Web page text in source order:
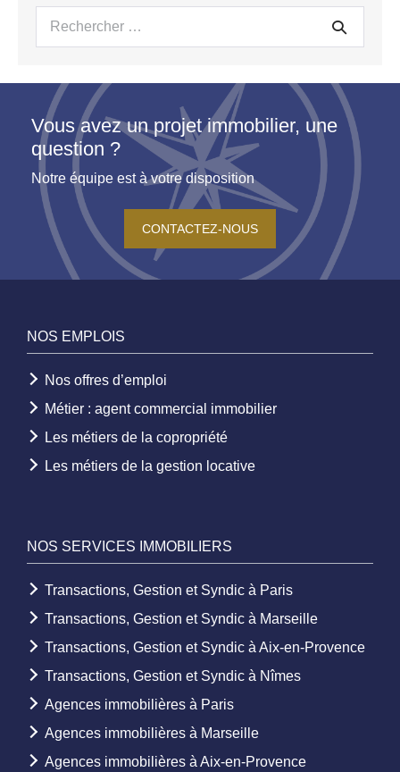
Recherche
Vous avez un projet immobilier, une
question ?
Notre équipe est à votre disposition
CONTACTEZ-NOUS
NOS EMPLOIS
Nos offres d’emploi
Métier : agent commercial immobilier
Les métiers de la copropriété
Les métiers de la gestion locative
NOS SERVICES IMMOBILIERS
Transactions, Gestion et Syndic à Paris
Transactions, Gestion et Syndic à Marseille
Transactions, Gestion et Syndic à Aix-en-Provence
Transactions, Gestion et Syndic à Nîmes
Agences immobilières à Paris
Agences immobilières à Marseille
Agences immobilières à Aix-en-Provence